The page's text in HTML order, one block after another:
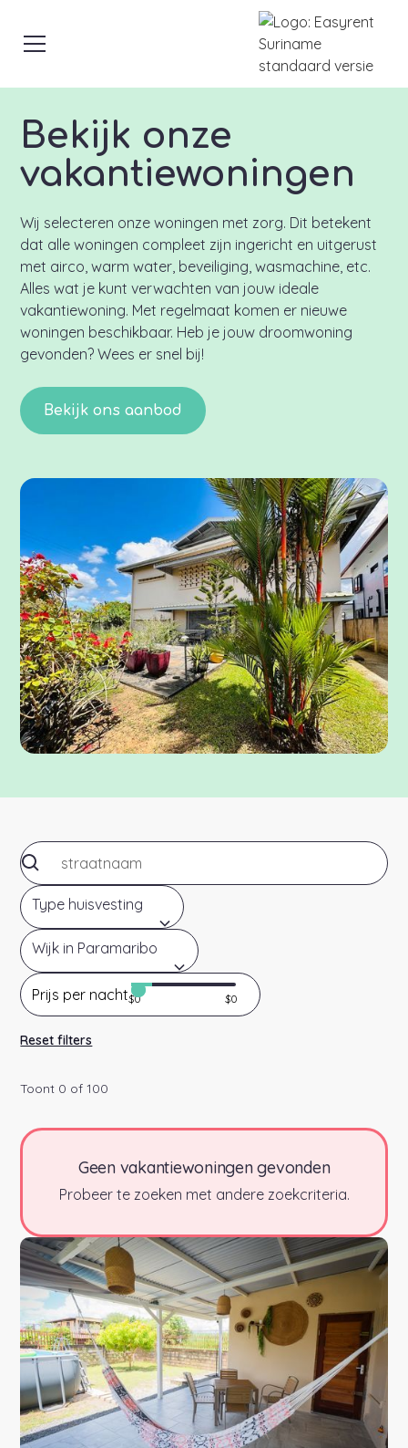
Bekijk onze
vakantiewoningen
Wij selecteren onze woningen met zorg. Dit betekent
dat alle woningen compleet zijn ingericht en uitgerust
met airco, warm water, beveiliging, wasmachine, etc.
Alles wat je kunt verwachten van jouw ideale
vakantiewoning. Met regelmaat komen er nieuwe
woningen beschikbaar. Heb je jouw droomwoning
gevonden? Wees er snel bij!
Bekijk ons aanbod
Type huisvesting
Wijk in Paramaribo
Prijs per nacht$0 $0
Reset filters
Toont 0 of100
Geen vakantiewoningen gevonden
Probeer te zoeken met andere zoekcriteria.